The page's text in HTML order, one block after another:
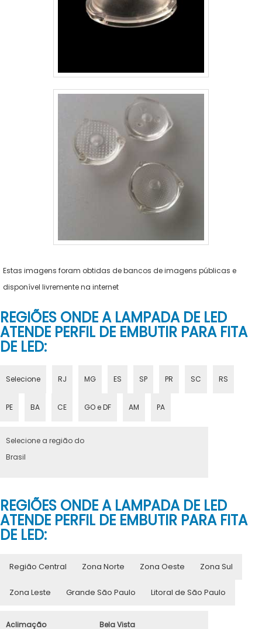
Estas imagens foram obtidas de bancos de imagens públicas e
disponível livremente na internet
REGIÕES ONDE A LAMPADA DE LED
ATENDE PERFIL DE EMBUTIR PARA FITA
DE LED:
Selecione RJ MG ES SP PR SC RS
PE BA CE GO e DF AM PA
Selecione a região do
Brasil
REGIÕES ONDE A LAMPADA DE LED
ATENDE PERFIL DE EMBUTIR PARA FITA
DE LED:
Região Central Zona Norte Zona Oeste Zona Sul
Zona Leste Grande São Paulo Litoral de São Paulo
Aclimação
Bela Vista